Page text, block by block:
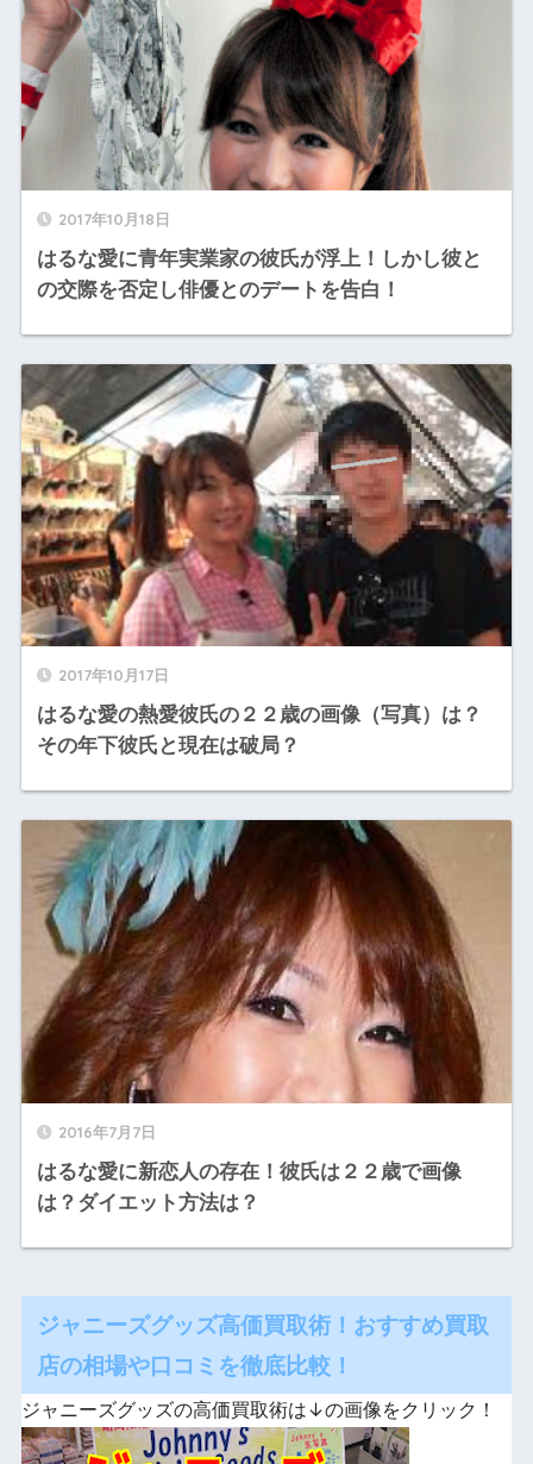
2017年10月18日
はるな愛に青年実業家の彼氏が浮上！しかし彼と
の交際を否定し俳優とのデートを告白！
2017年10月17日
はるな愛の熱愛彼氏の２２歳の画像（写真）は？
その年下彼氏と現在は破局？
2016年7月7日
はるな愛に新恋人の存在！彼氏は２２歳で画像
は？ダイエット方法は？
ジャニーズグッズ高価買取術！おすすめ買取
店の相場や口コミを徹底比較！
ジャニーズグッズの高価買取術は↓の画像をクリック！